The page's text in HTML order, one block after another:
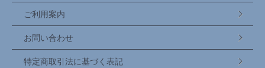
ご利用案内
お問い合わせ
特定商取引法に基づく表記